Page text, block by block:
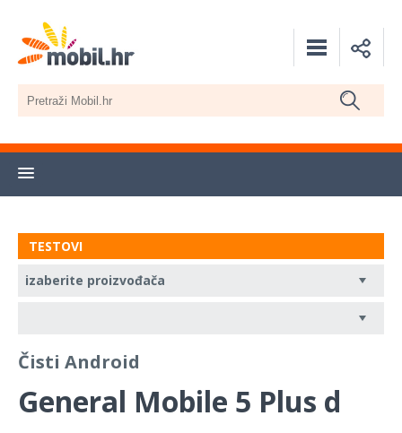
TESTOVI
Čisti Android
General Mobile 5 Plus d